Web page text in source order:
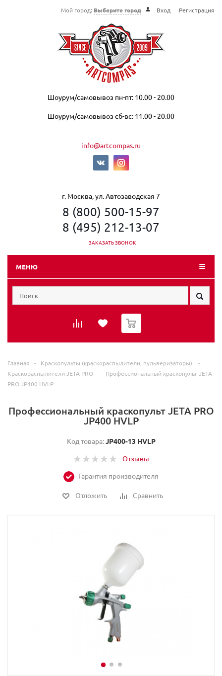
Мой город: Выберите город Вход Регистрация
Шоурум/самовывоз пн-пт: 10.00 - 20.00
Шоурум/самовывоз сб-вс: 11.00 - 20.00
info@artcompas.ru
г. Москва, ул. Автозаводская 7
8 (800) 500-15-97
8 (495) 212-13-07
ЗАКАЗАТЬ ЗВОНОК
МЕНЮ
0
Главная - Краскопульты (краскораспылители, пульверизаторы)
-
Краскораспылители JETA PRO
-
Профессиональный краскопульт JETA
PRO JP400 HVLP
Профессиональный краскопульт JETA PRO
JP400 HVLP
Код товара:JP400-13 HVLP
Отзывы
Гарантия производителя
Отложить Сравнить